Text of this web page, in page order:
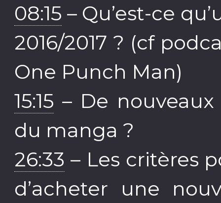
08:15 – Qu’est-ce
2016/2017 ? (cf
One Punch Man)
15:15 – De
du manga ?
26:33 – Les critères
d’acheter une